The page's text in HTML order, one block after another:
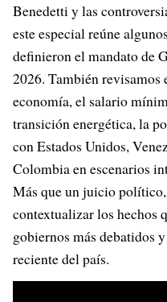
Benedetti y las
este especial reúne
definieron el mandato de
2026. También
economía, el salario
transición energética, la
con Estados Unidos,
Colombia en escenarios
Más que un juicio
contextualizar los hechos
gobiernos más debatidos
reciente del país.